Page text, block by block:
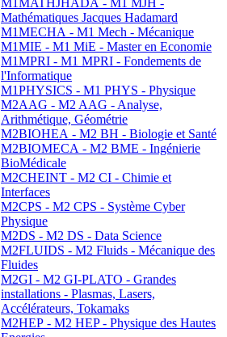
M1MATHJHADA - M1 MJH -
Mathématiques Jacques Hadamard
M1MECHA - M1 Mech - Mécanique
M1MIE - M1 MiE - Master en Economie
M1MPRI - M1 MPRI - Fondements de
l'Informatique
M1PHYSICS - M1 PHYS - Physique
M2AAG - M2 AAG - Analyse,
Arithmétique, Géométrie
M2BIOHEA - M2 BH - Biologie et Santé
M2BIOMECA - M2 BME - Ingénierie
BioMédicale
M2CHEINT - M2 CI - Chimie et
Interfaces
M2CPS - M2 CPS - Système Cyber
Physique
M2DS - M2 DS - Data Science
M2FLUIDS - M2 Fluids - Mécanique des
Fluides
M2GI - M2 GI-PLATO - Grandes
installations - Plasmas, Lasers,
Accélérateurs, Tokamaks
M2HEP - M2 HEP - Physique des Hautes